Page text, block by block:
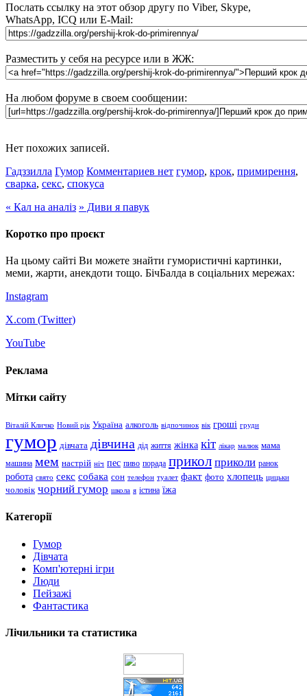
Послать ссылку на этот обзор другу по Viber, Skype,
WhatsApp, ICQ или E-Mail:
Разместить у себя на ресурсе или в ЖЖ:
На любом форуме в своем сообщении:
Нет похожих записей.
Гадззилла Гумор Комментариев нет гумор, крок, примирення,
сварка, секс, спокуса
« Кал на аналіз » Диви я павук
Коротко про проєкт
На цьому сайті Ви можете знайти гумористичні картинки,
меми, жарти, анекдоти тощо. БічБалда в соціальних мережах:
Instagram
X.com (Twitter)
YouTube
Реклама
Мітки сайту
Віталій Кличко Новий рік Україна алкоголь відпочинок вік гроші груди
гумор дівчата дівчина дід життя жінка кіт лікар малюк мама
машина мем настрій ніч пес пиво порада прикол приколи ранок
робота свято секс собака сон телефон туалет факт фото хлопець цицьки
чоловік чорний гумор школа я істина їжа
Категорії
Гумор
Дівчата
Комп'ютерні ігри
Люди
Пейзажі
Фантастика
Лічильники та статистика